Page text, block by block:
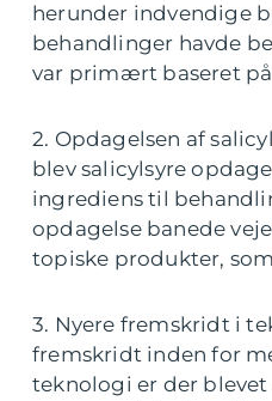
herunder indvendige
behandlinger havde
var primært baseret
2. Opdagelsen af
blev salicylsyre
ingrediens til
opdagelse banede
topiske produkter,
3. Nyere fremskridt i
fremskridt inden for
teknologi er der